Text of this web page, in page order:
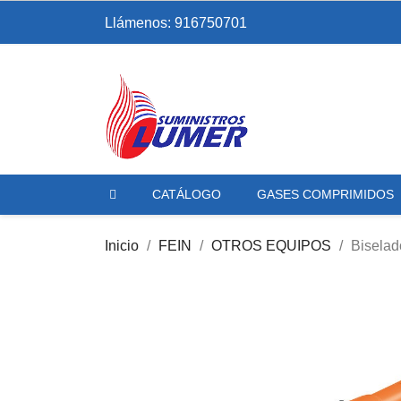
Llámenos: 916750701
CATÁLOGO GASES COMPRIMIDOS
Inicio FEIN OTROS EQUIPOS